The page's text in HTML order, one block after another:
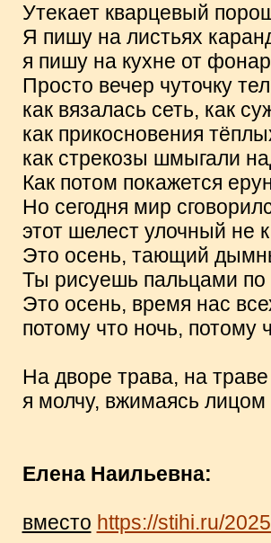
Утекает кварцевый
Я пишу на листьях
я пишу на кухне от
Просто вечер чуточку
как вязалась сеть, как
как прикосновения
как стрекозы шмыгали
Как потом покажется
Но сегодня мир
этот шелест улочный не
Это осень, тающий
Ты рисуешь пальцами по
Это осень, время нас
потому что ночь,
На дворе трава, на
я молчу, вжимаясь лицом
Елена Наильевна:
вместо https://stihi.ru/